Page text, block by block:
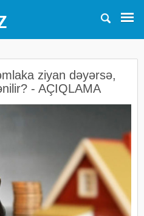
ziyan dəyərsə,
- AÇIQLAMA